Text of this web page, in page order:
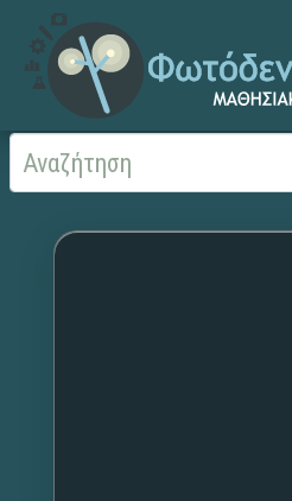
Αρχική Χωρίς τίτλο